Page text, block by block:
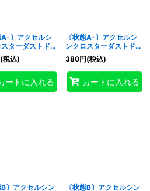
A-〕アクセルシ
ターダストドラ
ーパー】
JP022}《シン
(税込)
ートに入れる
〔状態A-〕アクセルシ
ンクロスターダストドラ
ゴン【シークレット】
{HC01-JP022}《シン
クロ》
380円(税込)
カートに入れる
B〕アクセルシン
〔状態B〕アクセルシン